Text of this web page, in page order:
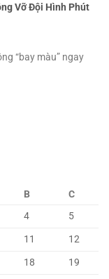
Vỡ Đội Hình Phút
“bay màu” ngay
B
C
4
5
11
12
18
19